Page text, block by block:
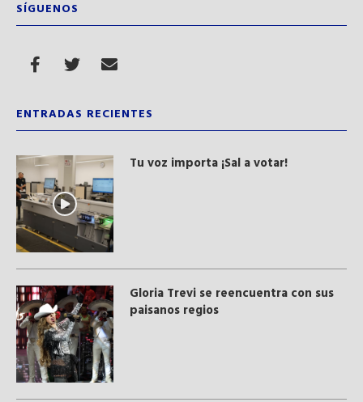
SÍGUENOS
ENTRADAS RECIENTES
Tu voz importa ¡Sal a votar!
Gloria Trevi se reencuentra con sus
paisanos regios